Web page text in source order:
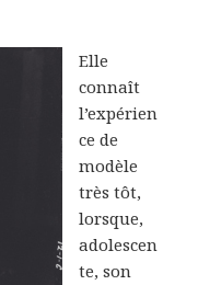
Elle
connaît
l’expérien
ce de
modèle
très tôt,
lorsque,
adolescen
te, son